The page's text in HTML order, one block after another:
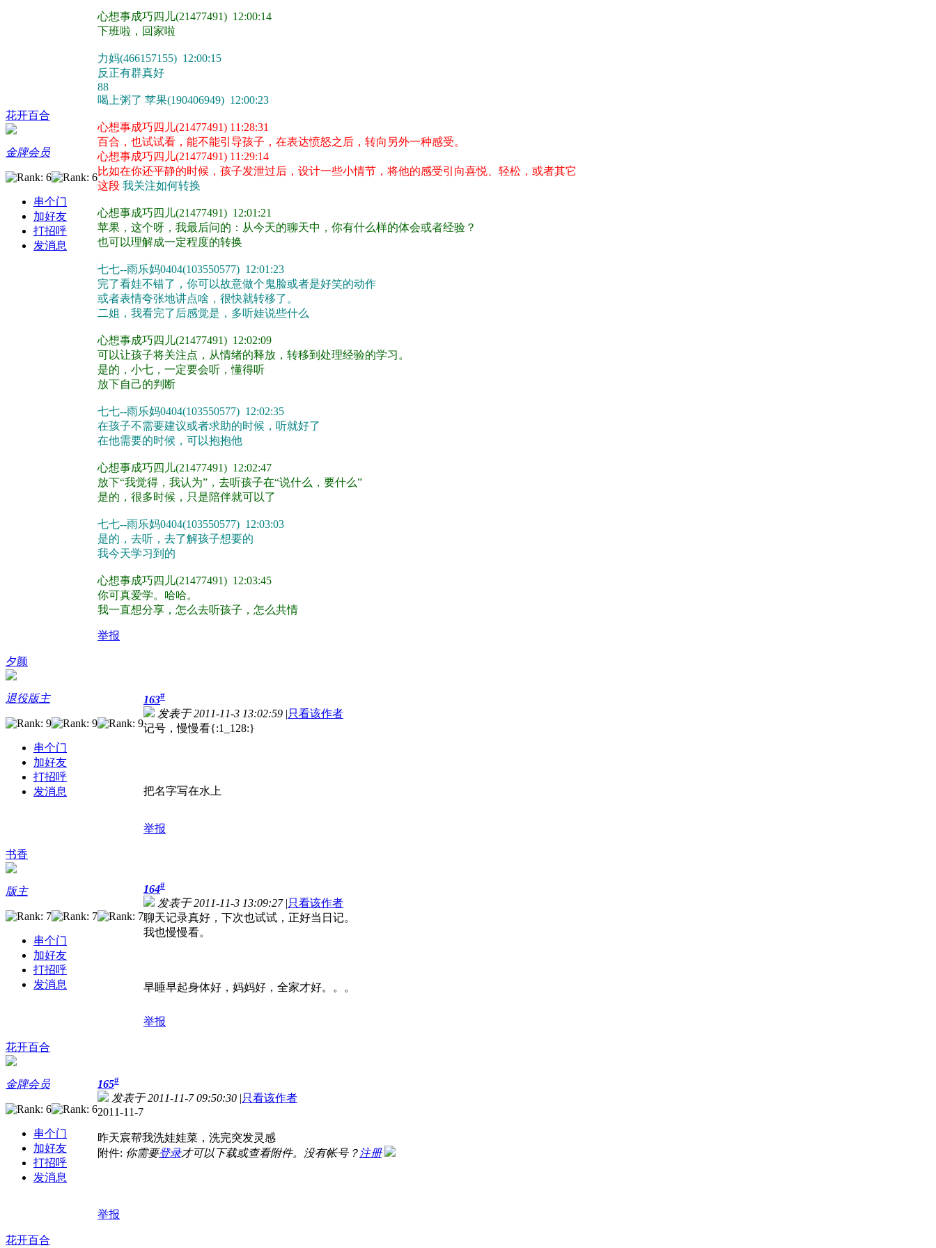
花开百合
金牌会员
串个门
加好友
打招呼
发消息
心想事成巧四儿(21477491) 12:00:14
下班啦，回家啦
力妈(466157155) 12:00:15
反正有群真好
88
喝上粥了 苹果(190406949) 12:00:23
心想事成巧四儿(21477491) 11:28:31
百合，也试试看，能不能引导孩子，在表达愤怒之后，转向另外一种感受。
心想事成巧四儿(21477491) 11:29:14
比如在你还平静的时候，孩子发泄过后，设计一些小情节，将他的感受引向喜悦、轻松，或者其它
这段 我关注如何转换
心想事成巧四儿(21477491) 12:01:21
苹果，这个呀，我最后问的：从今天的聊天中，你有什么样的体会或者经验？
也可以理解成一定程度的转换
七七--雨乐妈0404(103550577) 12:01:23
完了看娃不错了，你可以故意做个鬼脸或者是好笑的动作
或者表情夸张地讲点啥，很快就转移了。
二姐，我看完了后感觉是，多听娃说些什么
心想事成巧四儿(21477491) 12:02:09
可以让孩子将关注点，从情绪的释放，转移到处理经验的学习。
是的，小七，一定要会听，懂得听
放下自己的判断
七七--雨乐妈0404(103550577) 12:02:35
在孩子不需要建议或者求助的时候，听就好了
在他需要的时候，可以抱抱他
心想事成巧四儿(21477491) 12:02:47
放下“我觉得，我认为”，去听孩子在“说什么，要什么”
是的，很多时候，只是陪伴就可以了
七七--雨乐妈0404(103550577) 12:03:03
是的，去听，去了解孩子想要的
我今天学习到的
心想事成巧四儿(21477491) 12:03:45
你可真爱学。哈哈。
我一直想分享，怎么去听孩子，怎么共情
举报
夕颜
退役版主
串个门
加好友
打招呼
发消息
163#
发表于 2011-11-3 13:02:59 |只看该作者
记号，慢慢看{:1_128:}
把名字写在水上
举报
书香
版主
串个门
加好友
打招呼
发消息
164#
发表于 2011-11-3 13:09:27 |只看该作者
聊天记录真好，下次也试试，正好当日记。
我也慢慢看。
早睡早起身体好，妈妈好，全家才好。。。
举报
花开百合
金牌会员
串个门
加好友
打招呼
发消息
165#
发表于 2011-11-7 09:50:30 |只看该作者
2011-11-7
昨天宸帮我洗娃娃菜，洗完突发灵感
附件: 你需要登录才可以下载或查看附件。没有帐号？ 注册
举报
花开百合